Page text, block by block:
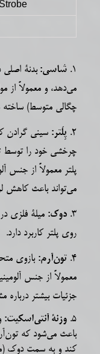
Strobe
1. شاسی: بدنۀ
می‌دهد، و معمولاً از
چگالی متوسط) ساخته
2. پِلَتر: سینی گرادن
چرخشی خود را توسط
پلتر معمولاً از جنس
می‌تواند باعث کاهش
3. دوک: میلۀ فلزی
روی پلتر کاربرد دارد.
4
. تون‌آرم: بازوی
معمولاً از جنس
جزئیات بیشتر
5. وزنۀ آنتی‌اسکیت:
باعث می‌شود که
کند و به سمت دوک